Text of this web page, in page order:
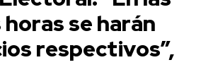
se harán
respectivos”,